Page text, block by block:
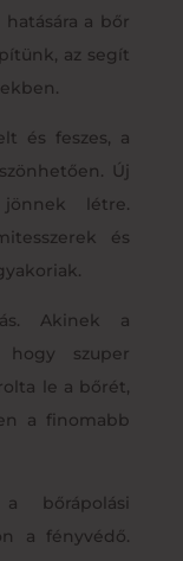
a bőr
az segít
és feszes, a
Új
létre.
és
Akinek a
hogy szuper
le a bőrét,
a finomabb
bőrápolási
a fényvédő.